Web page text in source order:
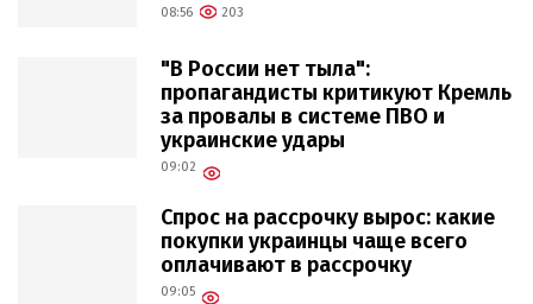
08:56 203
"В России нет тыла":
пропагандисты критикуют Кремль
за провалы в системе ПВО и
украинские удары
09:02
Спрос на рассрочку вырос: какие
покупки украинцы чаще всего
оплачивают в рассрочку
09:05